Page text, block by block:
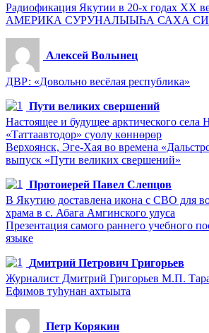
Радиофикация Якутии в 20-х годах ХХ
АМЕРИКА СУРУНАЛЫЫҺА САХА
Алексей Волынец
ДВР: «Довольно весёлая республика»
Пути великих свершений
Настоящее и будущее арктического села
«Таттаавтодор» суолу көннөрөр
Верхоянск, Эге-Хая во времена
выпуск «Пути великих свершений»
Протоиерей Павел Слепцов
В Якутию доставлена икона с СВО для
храма в с. Абага Амгинского улуса
Презентация самого раннего учебного
языке
Дмитрий Петрович Григорьев
Журналист Дмитрий Григорьев М.П.
Ефимов туһунан ахтыыта
Петр Корякин